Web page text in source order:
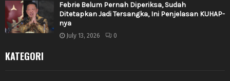
Febrie Belum Pernah Diperiksa, Sudah
Ditetapkan Jadi Tersangka, Ini Penjelasan KUHAP-
nya
July 13, 2026 0
KATEGORI